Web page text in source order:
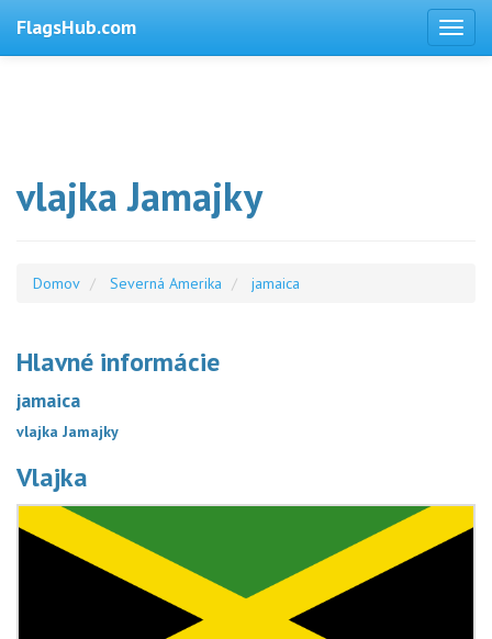
FlagsHub.com
vlajka Jamajky
Domov Severná Amerika jamaica
Hlavné informácie
jamaica
vlajka Jamajky
Vlajka